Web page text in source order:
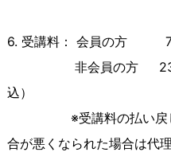
6. 受講料： 会員の方 7
非会員の方
込）
※受講料の払い戻しは
合が悪くなられた場合は代